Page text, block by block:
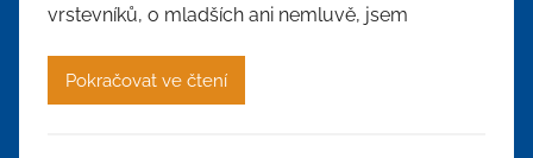
vrstevníků, o mladších ani nemluvě, jsem
Pokračovat ve čtení